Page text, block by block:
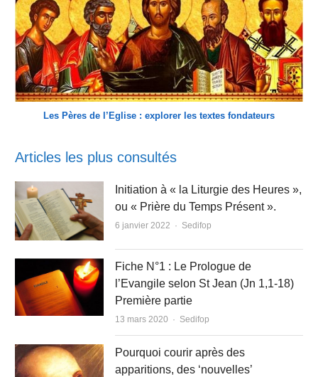
Les Pères de l’Eglise : explorer les textes fondateurs
Articles les plus consultés
Initiation à « la Liturgie des Heures »,
ou « Prière du Temps Présent ».
6 janvier 2022 Author
Sedifop
Fiche N°1 : Le Prologue de
l’Evangile selon St Jean (Jn 1,1-18)
Première partie
13 mars 2020 Author
Sedifop
Pourquoi courir après des
apparitions, des ‘nouvelles’